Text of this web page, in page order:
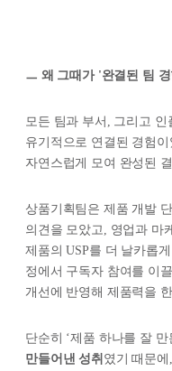
ㅡ 왜 그때가 '완결된 팀
모든 팀과 부서, 그리고
유기적으로 연결된 경험
자연스럽게 모여 완성된
상품기획팀은 제품 개발
의견을 모았고, 영업과 마
제품의 USP를 더 날카롭
정에서 구독자 참여를 이
개선에 반영해 제품력을
단순히 ‘제품 하나를 잘 만
만들어낸 성취 였기 때문